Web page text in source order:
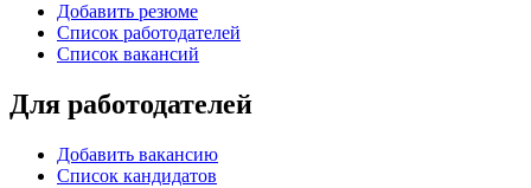
Добавить резюме
Список работодателей
Список вакансий
Для работодателей
Добавить вакансию
Список кандидатов